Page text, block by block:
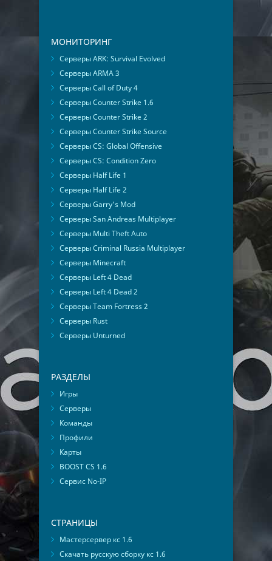
МОНИТОРИНГ
Серверы ARK: Survival Evolved
Серверы ARMA 3
Серверы Call of Duty 4
Серверы Counter Strike 1.6
Серверы Counter Strike 2
Серверы Counter Strike Source
Серверы CS: Global Offensive
Серверы CS: Condition Zero
Серверы Half Life 1
Серверы Half Life 2
Серверы Garry's Mod
Серверы San Andreas Multiplayer
Серверы Multi Theft Auto
Серверы Criminal Russia Multiplayer
Серверы Minecraft
Серверы Left 4 Dead
Серверы Left 4 Dead 2
Серверы Team Fortress 2
Серверы Rust
Серверы Unturned
РАЗДЕЛЫ
Игры
Серверы
Команды
Профили
Карты
BOOST CS 1.6
Сервис No-IP
СТРАНИЦЫ
Мастерсервер кс 1.6
Скачать русскую сборку кс 1.6